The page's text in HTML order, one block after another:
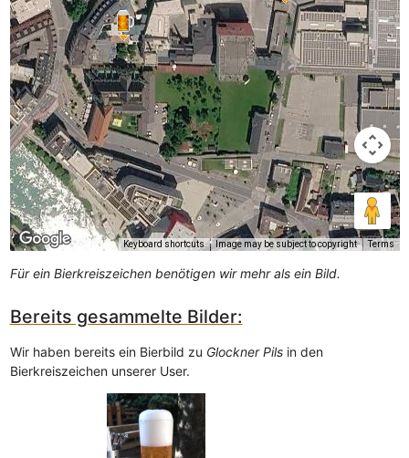
Keyboard shortcuts Image may be subject to copyright Terms
Für ein Bierkreiszeichen benötigen wir mehr als ein Bild.
Bereits gesammelte Bilder:
Wir haben bereits ein Bierbild zu Glockner Pilsin den
Bierkreiszeichen unserer User.